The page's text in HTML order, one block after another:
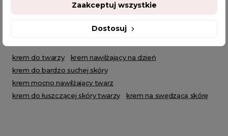
krem do twarzy
krem nawilżający na dzień
krem do bardzo suchej skóry
krem mocno nawilżający twarz
krem do łuszczącej skóry twarzy
krem na swędzącą skórę
Dostosuj
Zaakceptuj wszystkie